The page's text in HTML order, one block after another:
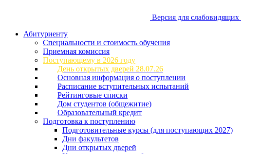
Версия для слабовидящих
Абитуриенту
Специальности и стоимость обучения
Приемная комиссия
Поступающему в 2026 году
День открытых дверей 28.07.26
Основная информация о поступлении
Расписание вступительных испытаний
Рейтинговые списки
Дом студентов (общежитие)
Образовательный кредит
Подготовка к поступлению
Подготовительные курсы (для поступающих 2027)
Дни факультетов
Дни открытых дверей